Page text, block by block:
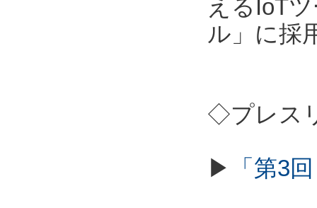
えるIoT
ル」に採
◇プレス
▶ 「第3